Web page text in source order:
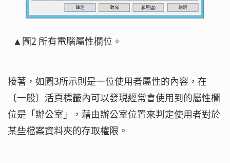
▲圖2 所有電腦屬性欄位。
接著，如圖3所示則是一位使用者屬性的內容，在
〔一般〕活頁標籤內可以發現經常會使用到的屬性欄
位是「辦公室」，藉由辦公室位置來判定使用者對於
某些檔案資料夾的存取權限。